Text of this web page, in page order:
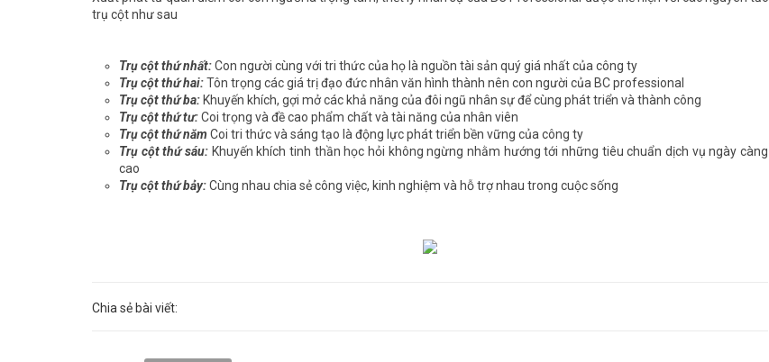
trụ cột như sau
Trụ cột thứ nhất:Con người cùng với tri thức của họ là nguồn tài sản quý giá nhất của công ty
Trụ cột thứ hai:Tôn trọng các giá trị đạo đức nhân văn hình thành nên con người của BC professional
Trụ cột thứ ba: Khuyến khích, gợi mở các khả năng của đôi ngũ nhân sự để cùng phát triển và thành công
Trụ cột thứ tư:Coi trọng và đề cao phẩm chất và tài năng của nhân viên
Trụ cột thứ năm Coi tri thức và sáng tạo là động lực phát triển bền vững của công ty
Trụ cột thứ sáu: Khuyến khích tinh thần học hỏi không ngừng nhằm hướng tới những tiêu chuẩn dịch vụ ngày càng
cao
Trụ cột thứ bảy:Cùng nhau chia sẻ công việc, kinh nghiệm và hỗ trợ nhau trong cuộc sống
Chia sẻ bài viết: